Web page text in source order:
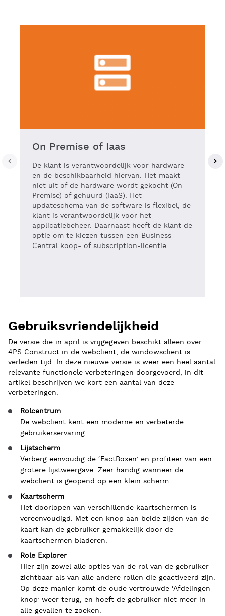
On Premise of Iaas
De klant is verantwoordelijk voor hardware
en de beschikbaarheid hiervan. Het maakt
niet uit of de hardware wordt gekocht (On
Premise) of gehuurd (IaaS). Het
updateschema van de software is flexibel, de
klant is verantwoordelijk voor het
applicatiebeheer. Daarnaast heeft de klant de
optie om te kiezen tussen een Business
Central koop- of subscription-licentie.
Gebruiksvriendelijkheid
De versie die in april is vrijgegeven beschikt alleen over
4PS Construct in de webclient, de windowsclient is
verleden tijd. In deze nieuwe versie is weer een heel aantal
relevante functionele verbeteringen doorgevoerd, in dit
artikel beschrijven we kort een aantal van deze
verbeteringen.
Rolcentrum
De webclient kent een moderne en verbeterde
gebruikerservaring.
Lijstscherm
Verberg eenvoudig de ‘FactBoxen’ en profiteer van een
grotere lijstweergave. Zeer handig wanneer de
webclient is geopend op een klein scherm.
Kaartscherm
Het doorlopen van verschillende kaartschermen is
vereenvoudigd. Met een knop aan beide zijden van de
kaart kan de gebruiker gemakkelijk door de
kaartschermen bladeren.
Role Explorer
Hier zijn zowel alle opties van de rol van de gebruiker
zichtbaar als van alle andere rollen die geactiveerd zijn.
Op deze manier komt de oude vertrouwde ‘Afdelingen-
knop’ weer terug, en hoeft de gebruiker niet meer in
alle gevallen te zoeken.